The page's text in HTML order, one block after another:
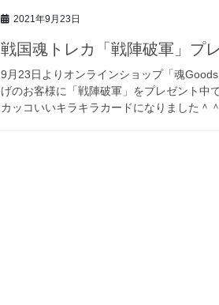
2021年9月23日
戦国魂トレカ「戦陣破軍」プ
9月23日よりオンラインショップ「魂
げのお客様に「戦陣破軍」をプレゼント中
カッコいいキラキラカードになりました＾